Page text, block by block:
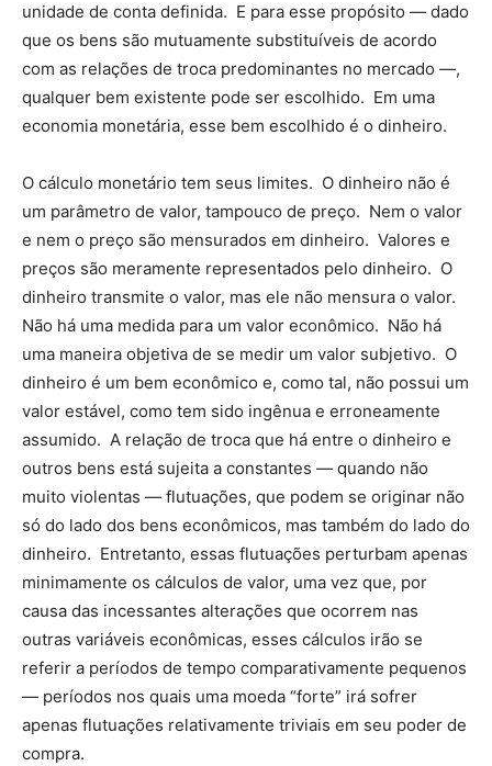
unidade de conta definida. E para esse propósito — dado
que os bens são mutuamente substituíveis de acordo
com as relações de troca predominantes no mercado —,
qualquer bem existente pode ser escolhido. Em uma
economia monetária, esse bem escolhido é o dinheiro.
O cálculo monetário tem seus limites. O dinheiro não é
um parâmetro de valor, tampouco de preço. Nem o valor
e nem o preço são mensurados em dinheiro. Valores e
preços são meramente representados pelo dinheiro. O
dinheiro transmite o valor, mas ele não mensura o valor.
Não há uma medida para um valor econômico. Não há
uma maneira objetiva de se medir um valor subjetivo. O
dinheiro é um bem econômico e, como tal, não possui um
valor estável, como tem sido ingênua e erroneamente
assumido. A relação de troca que há entre o dinheiro e
outros bens está sujeita a constantes — quando não
muito violentas — flutuações, que podem se originar não
só do lado dos bens econômicos, mas também do lado do
dinheiro. Entretanto, essas flutuações perturbam apenas
minimamente os cálculos de valor, uma vez que, por
causa das incessantes alterações que ocorrem nas
outras variáveis econômicas, esses cálculos irão se
referir a períodos de tempo comparativamente pequenos
— períodos nos quais uma moeda “forte” irá sofrer
apenas flutuações relativamente triviais em seu poder de
compra.